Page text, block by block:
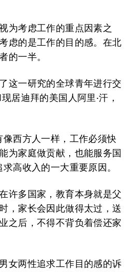
为考虑工作的重点因素之
虑的是工作的目的感。在北
的一半。
这一研究的全球青年进行交
居迪拜的美国人阿里·汗，
西方人一样，工作必须快
为家庭做贡献，也能服务国
高收入的一大重要原因。
许多国家，教育本身就是父
，家长会因此做得太过，送
之后，不得不背负着偿还家
女两性追求工作目的感的诉